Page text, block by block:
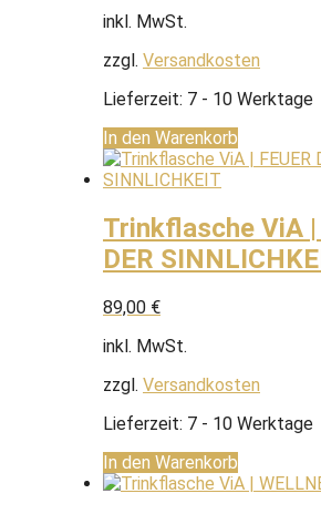
inkl. MwSt.
zzgl. Versandkosten
Lieferzeit: 7 - 10 Werktage
In den Warenkorb
Trinkflasche ViA |
DER
89,00 €
inkl. MwSt.
zzgl. Versandkosten
Lieferzeit: 7 - 10 Werktage
In den Warenkorb